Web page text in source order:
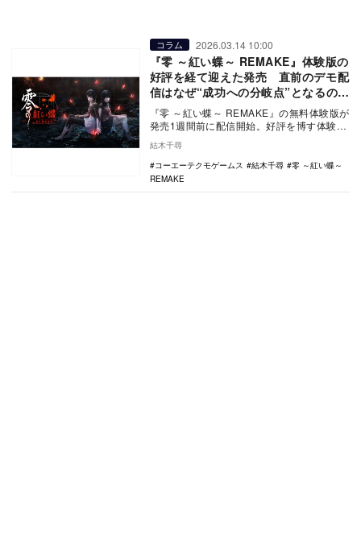
コラム 2026.03.14 10:00
『零 ～紅い蝶～ REMAKE』体験版の
好評を経て迎えた発売 直前のデモ配
信はなぜ“成功への分岐点”となるの
か？
『零 ～紅い蝶～ REMAKE』の無料体験版が
発売1週間前に配信開始。好評を博す体験版
の手応えと、デモ配信が明暗を分けてきた
ゲー…
結木千尋
コーエーテクモゲームス
結木千尋
零 ～紅い蝶～
REMAKE